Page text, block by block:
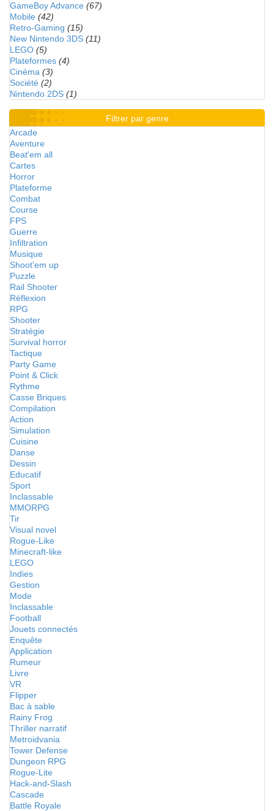
GameBoy Advance (67)
Mobile (42)
Retro-Gaming (15)
New Nintendo 3DS (11)
LEGO (5)
Plateformes (4)
Cinéma (3)
Société (2)
Nintendo 2DS (1)
Filtrer par genre
Arcade
Aventure
Beat'em all
Cartes
Horror
Plateforme
Combat
Course
FPS
Guerre
Infiltration
Musique
Shoot'em up
Puzzle
Rail Shooter
Réflexion
RPG
Shooter
Stratégie
Survival horror
Tactique
Party Game
Point & Click
Rythme
Casse Briques
Compilation
Action
Simulation
Cuisine
Danse
Dessin
Educatif
Sport
Inclassable
MMORPG
Tir
Visual novel
Rogue-Like
Minecraft-like
LEGO
Indies
Gestion
Mode
Inclassable
Football
Jouets connectés
Enquête
Application
Rumeur
Livre
VR
Flipper
Bac à sable
Rainy Frog
Thriller narratif
Metroidvania
Tower Defense
Dungeon RPG
Rogue-Lite
Hack-and-Slash
Cascade
Battle Royale